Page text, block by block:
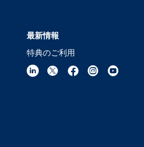
最新情報
特典のご利用